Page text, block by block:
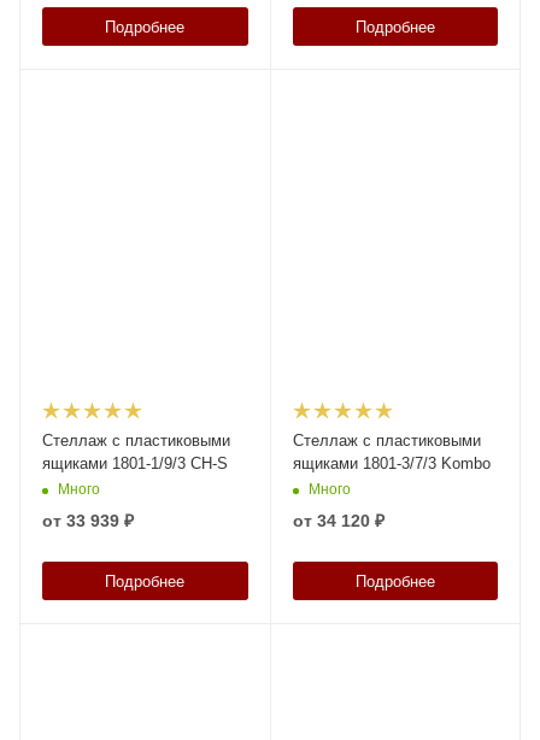
Подробнее Подробнее
Стеллаж с пластиковыми
ящиками 1801-1/9/3 CH-S
Много
от 33 939 ₽
Подробнее
Стеллаж с пластиковыми
ящиками 1801-3/7/3 Kombo
Много
от 34 120 ₽
Подробнее